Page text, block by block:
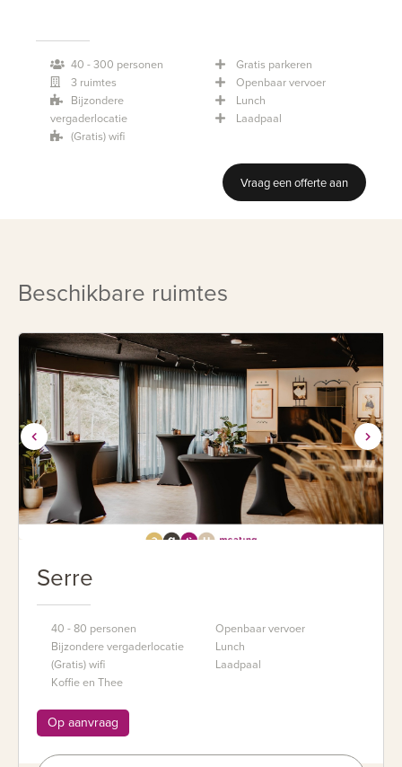
en de mooiste plannen ontstaan op creatieve en
inspirerende locaties
40 - 300 personen
3 ruimtes
Bijzondere
vergaderlocatie
(Gratis) wifi
Gratis parkeren
Openbaar vervoer
Lunch
Laadpaal
Vraag een offerte aan
Beschikbare ruimtes
Serre
40 - 80 personen
Bijzondere vergaderlocatie
(Gratis) wifi
Koffie en Thee
Openbaar vervoer
Lunch
Laadpaal
Op aanvraag